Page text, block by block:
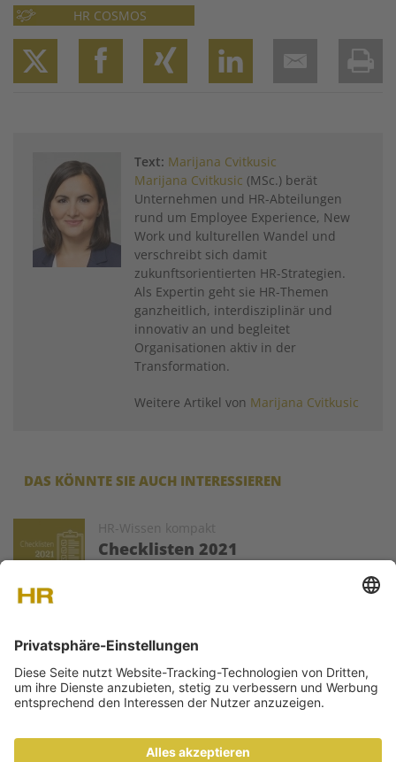
HR COSMOS
TwitterFacebook
XINGLinkedIn
Email
Text: Marijana Cvitkusic
Marijana Cvitkusic (MSc.) berät
Unternehmen und HR-Abteilungen
rund um Employee Experience, New
Work und kulturellen Wandel und
verschreibt sich damit
zukunftsorientierten HR-Strategien.
Als Expertin geht sie HR-Themen
ganzheitlich, interdisziplinär und
innovativ an und begleitet
Organisationen aktiv in der
Transformation.
Weitere Artikel von Marijana Cvitkusic
DAS KÖNNTE SIE AUCH INTERESSIEREN
HR-Wissen kompakt
Checklisten 2021
Fachartikel zu ausgewählten Problemstellungen
der HR-Welt. Die Texte werden von ausgewiesenen Experten
KONTAKT MEDIADATEN